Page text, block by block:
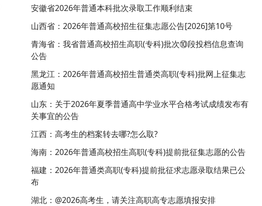
安徽省2026年普通本科批次录取工作顺利结束
山西省：2026年普通高校招生征集志愿公告[2026]第10号
青海省：我省普通高校招生高职(专科)批次⑩段投档信息查询
公告
黑龙江：2026年普通高校招生普通类高职(专科)批网上征集志
愿通知
山东：关于2026年夏季普通高中学业水平合格考试成绩发布有
关事宜的公告
江西：高考生的档案转去哪?怎么取?
海南：2026年普通高校招生高职(专科)提前批征集志愿的公告
福建：2026年普通类高职(专科)提前批征求志愿录取结果已公
布
湖北：@2026高考生，请关注高职高专志愿填报安排